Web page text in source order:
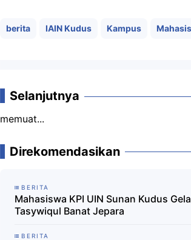
berita IAIN Kudus Kampus
Selanjutnya
memuat...
Direkomendasikan
BERITA
Mahasiswa KPI UIN Sunan Kudus
Tasywiqul Banat Jepara
BERITA